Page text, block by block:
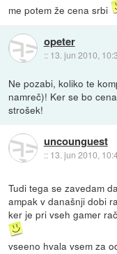
me potem že cena srbi
opeter
:: 13. jun 2010,
Ne pozabi, koliko te
namreč)! Ker se bo
strošek!
uncounguest
:: 13. jun 2010,
Tudi tega se zavedam
ampak v današnji dobi
ker je pri vseh gamer
vseeno hvala vsem za